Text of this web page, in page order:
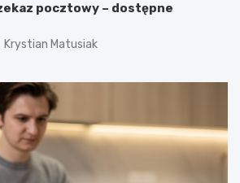
pocztowy – dostępne
Krystian Matusiak